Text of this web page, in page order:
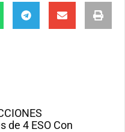
de 4 ESO Con